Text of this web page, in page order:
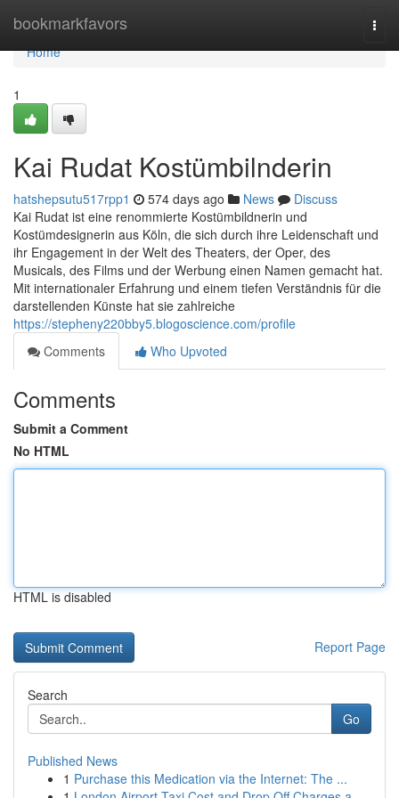
bookmarkfavors
Home
Home
1
Kai Rudat Kostümbilnderin
hatshepsutu517rpp1 574 days ago News
Discuss
Kai Rudat ist eine renommierte Kostümbildnerin und
Kostümdesignerin aus Köln, die sich durch ihre Leidenschaft und
ihr Engagement in der Welt des Theaters, der Oper, des
Musicals, des Films und der Werbung einen Namen gemacht hat.
Mit internationaler Erfahrung und einem tiefen Verständnis für die
darstellenden Künste hat sie zahlreiche
https://stepheny220bby5.blogoscience.com/profile
Comments
Who Upvoted
Comments
Submit a Comment
No HTML
HTML is disabled
Report Page
Search
Go
Published News
1 Purchase this Medication via the Internet: The ...